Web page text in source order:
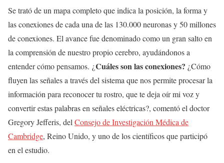
Se trató de un mapa completo que indica la posición, la forma y
las conexiones de cada una de las 130.000 neuronas y 50 millones
de conexiones. El avance fue denominado como un gran salto en
la comprensión de nuestro propio cerebro, ayudándonos a
entender cómo pensamos. ¿Cuáles son las conexiones? ¿Cómo
fluyen las señales a través del sistema que nos permite procesar la
información para reconocer tu rostro, que te deja oír mi voz y
convertir estas palabras en señales eléctricas?, comentó el doctor
Gregory Jefferis, del Consejo de Investigación Médica de
Cambridge, Reino Unido, y uno de los científicos que participó
en el estudio.